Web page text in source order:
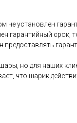
ус­та­нов­лен
га­ран­тий­ный срок,
пре­дос­тавлять
но для на­ших
что ша­рик